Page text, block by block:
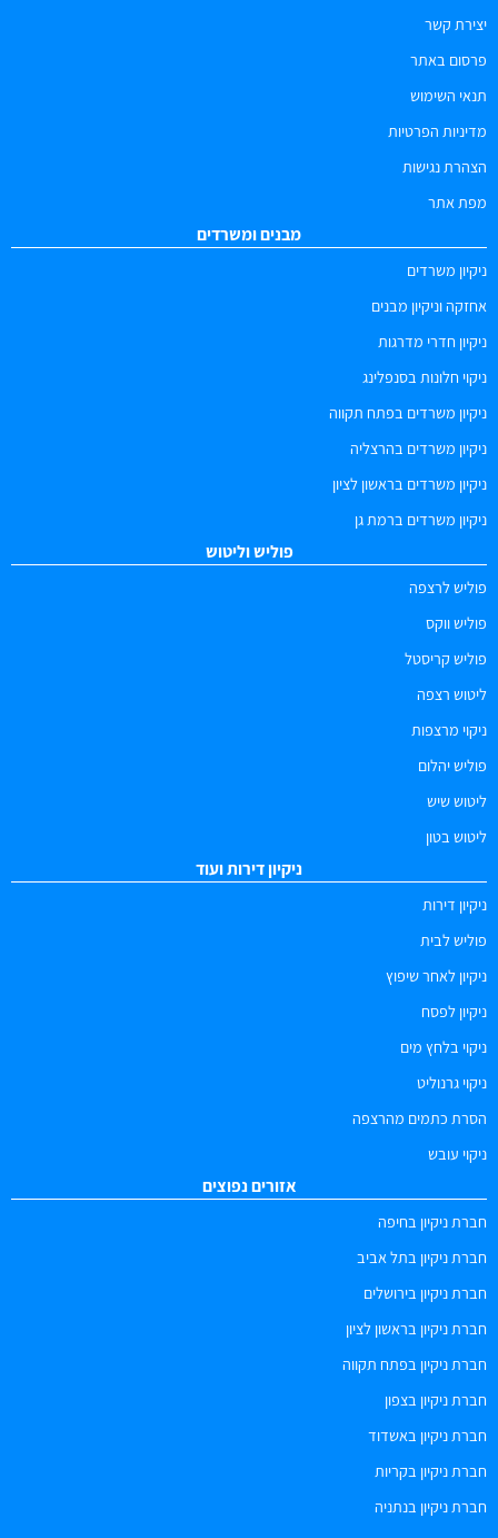
יצירת קשר
פרסום באתר
תנאי השימוש
מדיניות הפרטיות
הצהרת נגישות
מפת אתר
מבנים ומשרדים
ניקיון משרדים
אחזקה וניקיון מבנים
ניקיון חדרי מדרגות
ניקוי חלונות בסנפלינג
ניקיון משרדים בפתח תקווה
ניקיון משרדים בהרצליה
ניקיון משרדים בראשון לציון
ניקיון משרדים ברמת גן
פוליש וליטוש
פוליש לרצפה
פוליש ווקס
פוליש קריסטל
ליטוש רצפה
ניקוי מרצפות
פוליש יהלום
ליטוש שיש
ליטוש בטון
ניקיון דירות ועוד
ניקיון דירות
פוליש לבית
ניקיון לאחר שיפוץ
ניקיון לפסח
ניקוי בלחץ מים
ניקוי גרנוליט
הסרת כתמים מהרצפה
ניקוי עובש
אזורים נפוצים
חברת ניקיון בחיפה
חברת ניקיון בתל אביב
חברת ניקיון בירושלים
חברת ניקיון בראשון לציון
חברת ניקיון בפתח תקווה
חברת ניקיון בצפון
חברת ניקיון באשדוד
חברת ניקיון בקריות
חברת ניקיון בנתניה